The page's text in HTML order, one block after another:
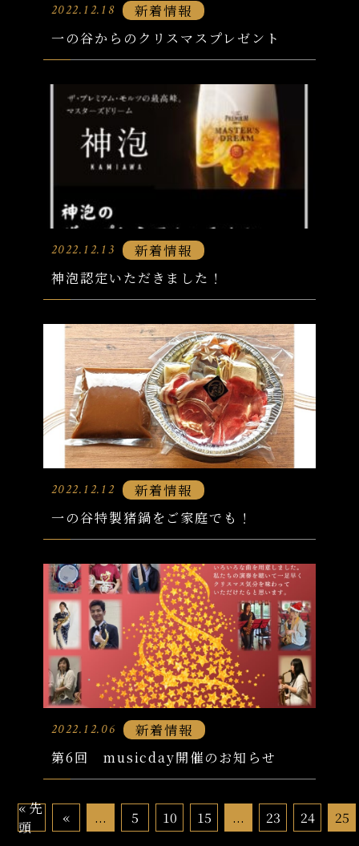
2022.12.18
新着情報
一の谷からのクリスマスプレゼント
2022.12.13
新着情報
神泡認定いただきました！
2022.12.12
新着情報
一の谷特製猪鍋をご家庭でも！
2022.12.06
新着情報
第6回 musicday開催のお知らせ
« 先
頭
« ... 5 10 15 ... 23 24 25